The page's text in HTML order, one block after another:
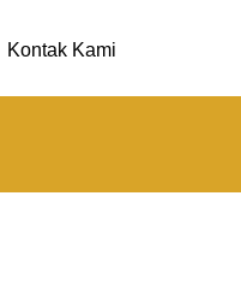
Kontak Kami